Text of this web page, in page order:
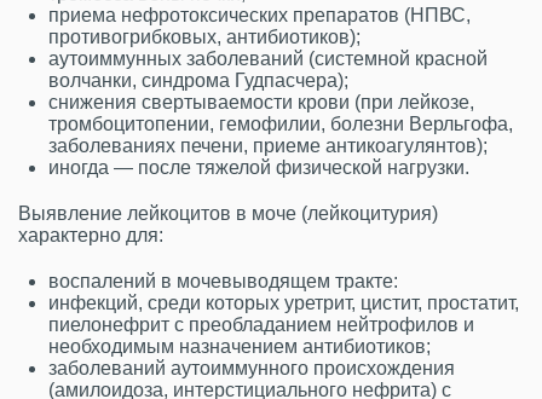
приема нефротоксических препаратов (НПВС,
противогрибковых, антибиотиков);
аутоиммунных заболеваний (системной красной
волчанки, синдрома Гудпасчера);
снижения свертываемости крови (при лейкозе,
тромбоцитопении, гемофилии, болезни Верльгофа,
заболеваниях печени, приеме антикоагулянтов);
иногда — после тяжелой физической нагрузки.
Выявление лейкоцитов в моче (лейкоцитурия)
характерно для:
воспалений в мочевыводящем тракте:
инфекций, среди которых уретрит, цистит, простатит,
пиелонефрит с преобладанием нейтрофилов и
необходимым назначением антибиотиков;
заболеваний аутоиммунного происхождения
(амилоидоза, интерстициального нефрита) с